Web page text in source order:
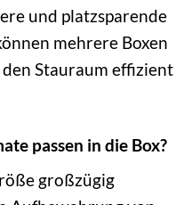
und platzsparende
mehrere Boxen
Stauraum effizient
passen in die Box?
großzügig